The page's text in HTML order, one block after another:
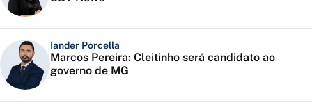
Iander Porcella
Marcos Pereira: Cleitinho será candidato ao
governo de MG